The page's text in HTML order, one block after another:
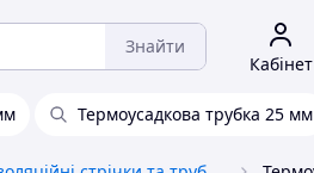
Знайти
Кабінет
Термоусадкова трубка 25 мм